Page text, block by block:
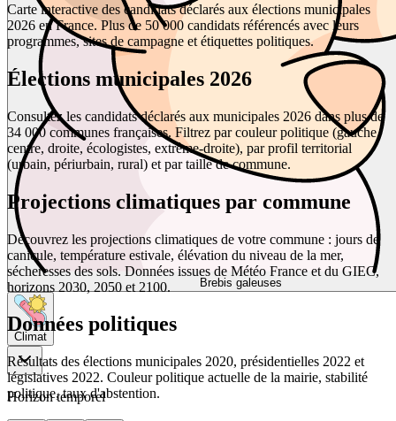
Brebis galeuses
Climat
Horizon temporel
Carte interactive des candidats déclarés aux élections municipales
2026 en France. Plus de 50 000 candidats référencés avec leurs
programmes, sites de campagne et étiquettes politiques.
Élections municipales 2026
Consultez les candidats déclarés aux municipales 2026 dans plus de
34 000 communes françaises. Filtrez par couleur politique (gauche,
centre, droite, écologistes, extrême-droite), par profil territorial
(urbain, périurbain, rural) et par taille de commune.
Projections climatiques par commune
Découvrez les projections climatiques de votre commune : jours de
canicule, température estivale, élévation du niveau de la mer,
sécheresses des sols. Données issues de Météo France et du GIEC,
horizons 2030, 2050 et 2100.
Données politiques
Résultats des élections municipales 2020, présidentielles 2022 et
législatives 2022. Couleur politique actuelle de la mairie, stabilité
politique, taux d'abstention.